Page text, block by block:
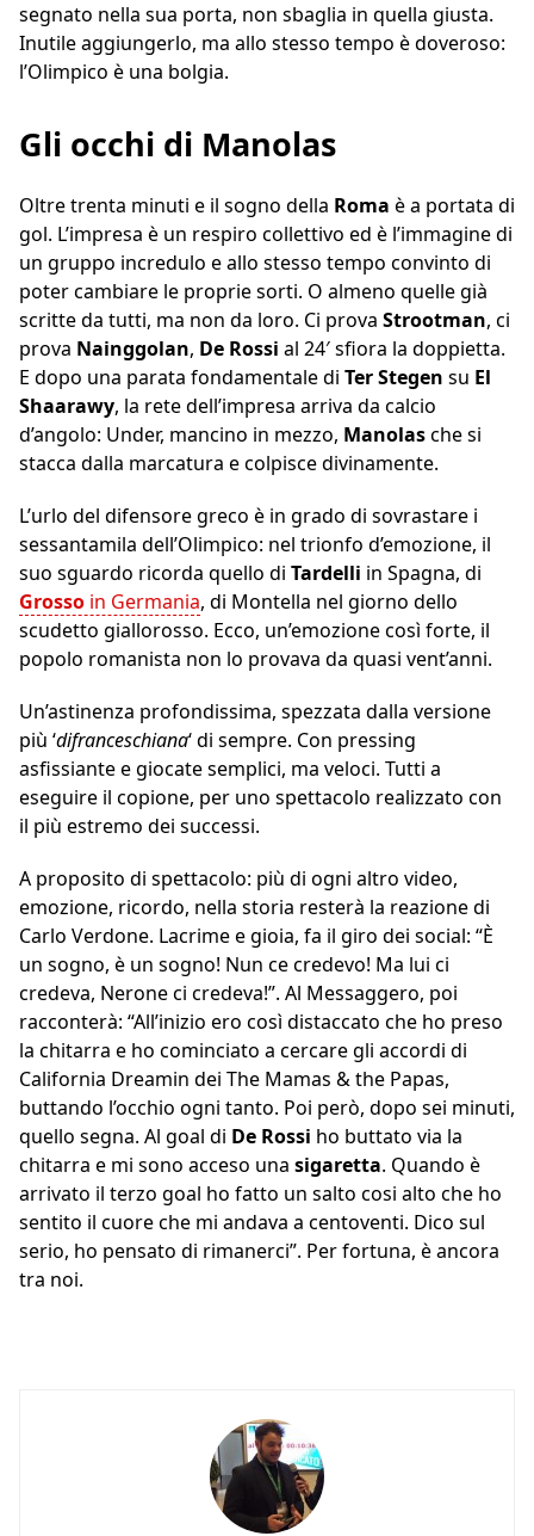
segnato nella sua porta, non sbaglia in quella giusta.
Inutile aggiungerlo, ma allo stesso tempo è doveroso:
l’Olimpico è una bolgia.
Gli occhi di Manolas
Oltre trenta minuti e il sogno della Roma è a portata di
gol. L’impresa è un respiro collettivo ed è l’immagine di
un gruppo incredulo e allo stesso tempo convinto di
poter cambiare le proprie sorti. O almeno quelle già
scritte da tutti, ma non da loro. Ci prova Strootman, ci
prova Nainggolan, De Rossi al 24′ sfiora la doppietta.
E dopo una parata fondamentale di Ter Stegen su El
Shaarawy, la rete dell’impresa arriva da calcio
d’angolo: Under, mancino in mezzo, Manolasche si
stacca dalla marcatura e colpisce divinamente.
L’urlo del difensore greco è in grado di sovrastare i
sessantamila dell’Olimpico: nel trionfo d’emozione, il
suo sguardo ricorda quello di Tardelli in Spagna, di
Grosso in Germania, di Montella nel giorno dello
scudetto giallorosso. Ecco, un’emozione così forte, il
popolo romanista non lo provava da quasi vent’anni.
Un’astinenza profondissima, spezzata dalla versione
più ‘difranceschiana‘ di sempre. Con pressing
asfissiante e giocate semplici, ma veloci. Tutti a
eseguire il copione, per uno spettacolo realizzato con
il più estremo dei successi.
A proposito di spettacolo: più di ogni altro video,
emozione, ricordo, nella storia resterà la reazione di
Carlo Verdone. Lacrime e gioia, fa il giro dei social: “È
un sogno, è un sogno! Nun ce credevo! Ma lui ci
credeva, Nerone ci credeva!”. Al Messaggero, poi
racconterà: “All’inizio ero così distaccato che ho preso
la chitarra e ho cominciato a cercare gli accordi di
California Dreamin dei The Mamas & the Papas,
buttando l’occhio ogni tanto. Poi però, dopo sei minuti,
quello segna. Al goal di De Rossi ho buttato via la
chitarra e mi sono acceso una sigaretta. Quando è
arrivato il terzo goal ho fatto un salto cosi alto che ho
sentito il cuore che mi andava a centoventi. Dico sul
serio, ho pensato di rimanerci”. Per fortuna, è ancora
tra noi.